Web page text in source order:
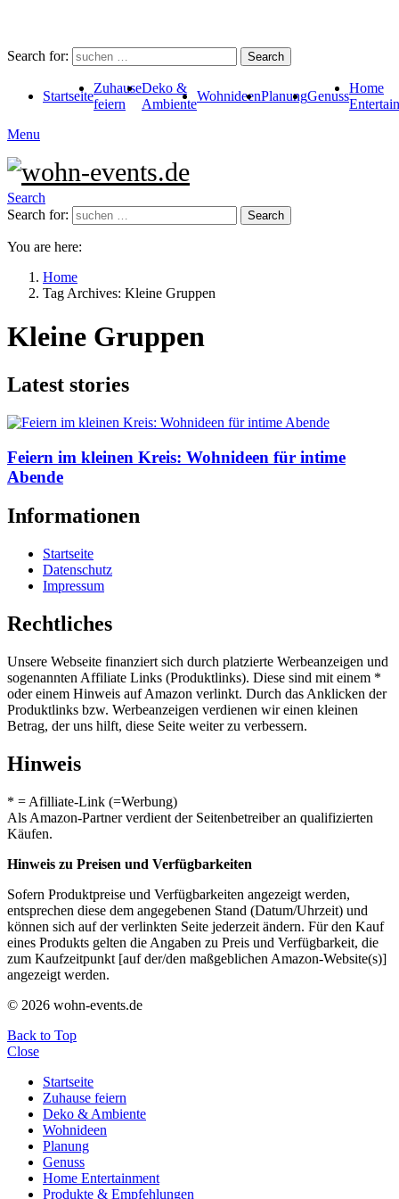
Search for: Search
Startseite
Zuhause
feiern
Deko &
Ambiente
WohnideenPlanungGenuss
Home
Menu
Search
Search for:
Search
You are here:
Home
Tag Archives: Kleine Gruppen
Kleine Gruppen
Latest stories
Feiern im kleinen Kreis: Wohnideen für intime
Abende
Informationen
Startseite
Datenschutz
Impressum
Rechtliches
Unsere Webseite finanziert sich durch platzierte Werbeanzeigen und
sogenannten Affiliate Links (Produktlinks). Diese sind mit einem *
oder einem Hinweis auf Amazon verlinkt. Durch das Anklicken der
Produktlinks bzw. Werbeanzeigen verdienen wir einen kleinen
Betrag, der uns hilft, diese Seite weiter zu verbessern.
Hinweis
* = Afilliate-Link (=Werbung)
Als Amazon-Partner verdient der Seitenbetreiber an qualifizierten
Käufen.
Hinweis zu Preisen und Verfügbarkeiten
Sofern Produktpreise und Verfügbarkeiten angezeigt werden,
entsprechen diese dem angegebenen Stand (Datum/Uhrzeit) und
können sich auf der verlinkten Seite jederzeit ändern. Für den Kauf
eines Produkts gelten die Angaben zu Preis und Verfügbarkeit, die
zum Kaufzeitpunkt [auf der/den maßgeblichen Amazon-Website(s)]
angezeigt werden.
© 2026 wohn-events.de
Back to Top
Close
Startseite
Zuhause feiern
Deko & Ambiente
Wohnideen
Planung
Genuss
Home Entertainment
Produkte & Empfehlungen